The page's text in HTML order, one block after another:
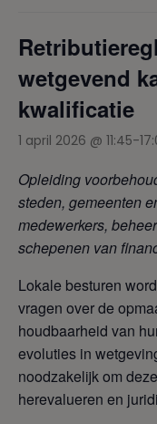
wetgevend
kwalificatie
1 april 2026 @ 11:45-
Opleiding
steden, gemeenten
medewerkers,
schepenen van
Lokale besturen
vragen over de
houdbaarheid van
evoluties in
noodzakelijk om
herevalueren en